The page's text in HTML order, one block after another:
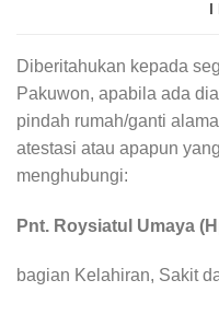
I N F O R
Diberitahukan kepada
Pakuwon, apabila ada
pindah rumah/ganti
atestasi atau apapun
menghubungi:
Pnt. Roysiatul Umaya
bagian Kelahiran, Sakit